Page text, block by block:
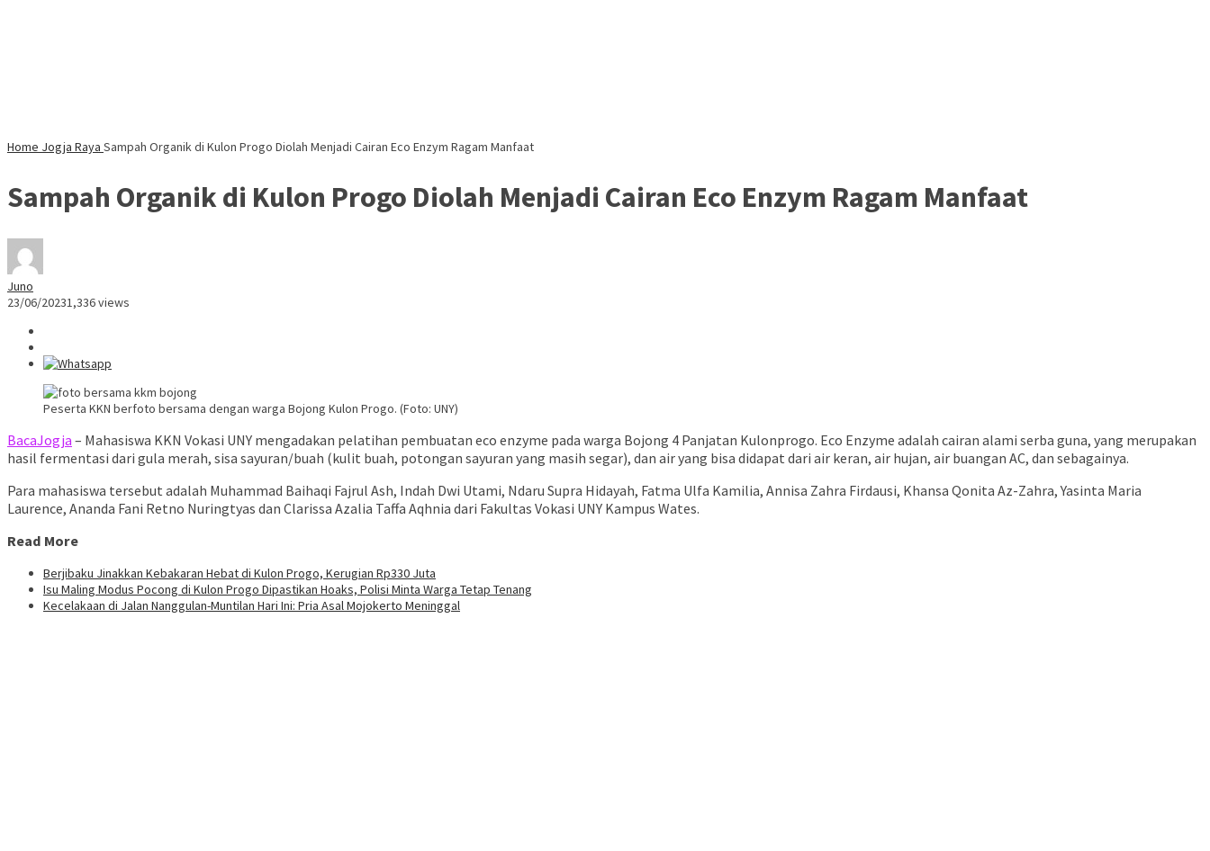
Home Jogja Raya Sampah Organik di Kulon Progo Diolah Menjadi Cairan Eco Enzym Ragam Manfaat
Sampah Organik di Kulon Progo Diolah Menjadi Cairan Eco Enzym Ragam Manfaat
Juno
23/06/20231,336 views
Peserta KKN berfoto bersama dengan warga Bojong Kulon Progo. (Foto: UNY)
BacaJogja – Mahasiswa KKN Vokasi UNY mengadakan pelatihan pembuatan eco enzyme pada warga Bojong 4 Panjatan Kulonprogo. Eco Enzyme adalah cairan alami serba guna, yang merupakan
hasil fermentasi dari gula merah, sisa sayuran/buah (kulit buah, potongan sayuran yang masih segar), dan air yang bisa didapat dari air keran, air hujan, air buangan AC, dan sebagainya.
Para mahasiswa tersebut adalah Muhammad Baihaqi Fajrul Ash, Indah Dwi Utami, Ndaru Supra Hidayah, Fatma Ulfa Kamilia, Annisa Zahra Firdausi, Khansa Qonita Az-Zahra, Yasinta Maria
Laurence, Ananda Fani Retno Nuringtyas dan Clarissa Azalia Taffa Aqhnia dari Fakultas Vokasi UNY Kampus Wates.
Read More
Berjibaku Jinakkan Kebakaran Hebat di Kulon Progo, Kerugian Rp330 Juta
Isu Maling Modus Pocong di Kulon Progo Dipastikan Hoaks, Polisi Minta Warga Tetap Tenang
Kecelakaan di Jalan Nanggulan-Muntilan Hari Ini: Pria Asal Mojokerto Meninggal